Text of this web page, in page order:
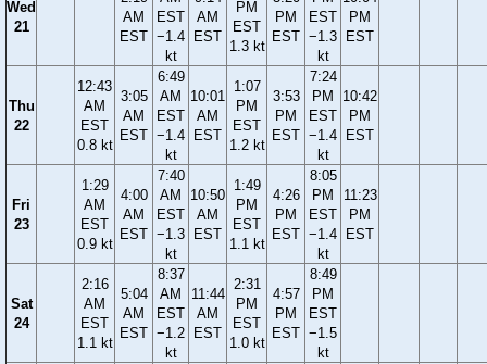
Wed
21
AM
EST
EST
−1.4
kt
AM
EST
PM
EST
1.3 kt
PM
EST
EST
−1.3
kt
PM
EST
Thu
22
12:43
AM
EST
0.8 kt
3:05
AM
EST
6:49
AM
EST
−1.4
kt
10:01
AM
EST
1:07
PM
EST
1.2 kt
3:53
PM
EST
7:24
PM
EST
−1.4
kt
10:42
PM
EST
Fri
23
1:29
AM
EST
0.9 kt
4:00
AM
EST
7:40
AM
EST
−1.3
kt
10:50
AM
EST
1:49
PM
EST
1.1 kt
4:26
PM
EST
8:05
PM
EST
−1.4
kt
11:23
PM
EST
Sat
24
2:16
AM
EST
1.1 kt
5:04
AM
EST
8:37
AM
EST
−1.2
kt
11:44
AM
EST
2:31
PM
EST
1.0 kt
4:57
PM
EST
8:49
PM
EST
−1.5
kt